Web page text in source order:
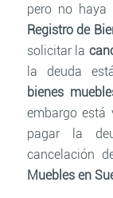
pero no haya
Registro de
solicitar la
la deuda
bienes
embargo está
pagar la
cancelación
Muebles en